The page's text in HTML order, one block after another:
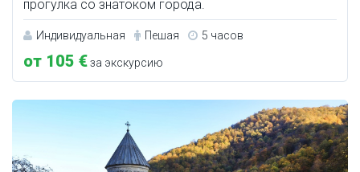
прогулка со знатоком города.
Индивидуальная Пешая 5 часов
от 105 €за экскурсию